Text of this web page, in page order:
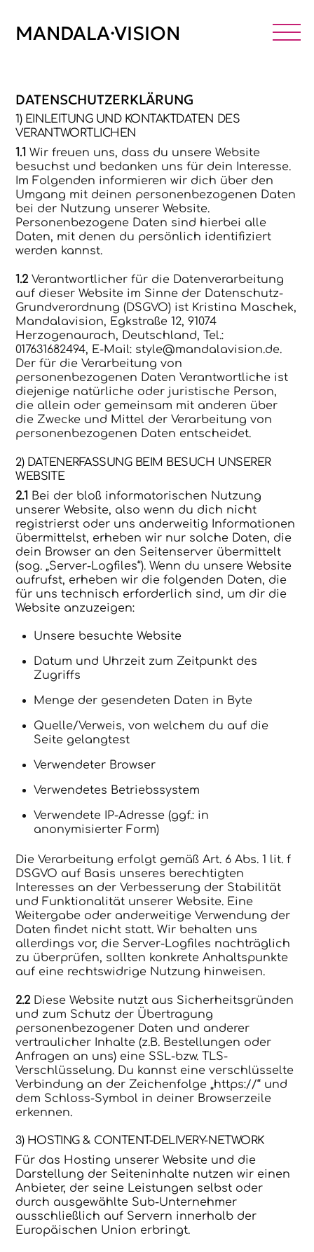
content
MANDALA·VISION
DATENSCHUTZERKLÄRUNG
1) EINLEITUNG UND KONTAKTDATEN DES
VERANTWORTLICHEN
1.1 Wir freuen uns, dass du unsere Website
besuchst und bedanken uns für dein Interesse.
Im Folgenden informieren wir dich über den
Umgang mit deinen personenbezogenen Daten
bei der Nutzung unserer Website.
Personenbezogene Daten sind hierbei alle
Daten, mit denen du persönlich identifiziert
werden kannst.
1.2 Verantwortlicher für die Datenverarbeitung
auf dieser Website im Sinne der Datenschutz-
Grundverordnung (DSGVO) ist Kristina Maschek,
Mandalavision, Egkstraße 12, 91074
Herzogenaurach, Deutschland, Tel.:
017631682494, E-Mail: style@mandalavision.de.
Der für die Verarbeitung von
personenbezogenen Daten Verantwortliche ist
diejenige natürliche oder juristische Person,
die allein oder gemeinsam mit anderen über
die Zwecke und Mittel der Verarbeitung von
personenbezogenen Daten entscheidet.
2) DATENERFASSUNG BEIM BESUCH UNSERER
WEBSITE
2.1 Bei der bloß informatorischen Nutzung
unserer Website, also wenn du dich nicht
registrierst oder uns anderweitig Informationen
übermittelst, erheben wir nur solche Daten, die
dein Browser an den Seitenserver übermittelt
(sog. „Server-Logfiles“). Wenn du unsere Website
aufrufst, erheben wir die folgenden Daten, die
für uns technisch erforderlich sind, um dir die
Website anzuzeigen:
Unsere besuchte Website
Datum und Uhrzeit zum Zeitpunkt des
Zugriffs
Menge der gesendeten Daten in Byte
Quelle/Verweis, von welchem du auf die
Seite gelangtest
Verwendeter Browser
Verwendetes Betriebssystem
Verwendete IP-Adresse (ggf.: in
anonymisierter Form)
Die Verarbeitung erfolgt gemäß Art. 6 Abs. 1 lit. f
DSGVO auf Basis unseres berechtigten
Interesses an der Verbesserung der Stabilität
und Funktionalität unserer Website. Eine
Weitergabe oder anderweitige Verwendung der
Daten findet nicht statt. Wir behalten uns
allerdings vor, die Server-Logfiles nachträglich
zu überprüfen, sollten konkrete Anhaltspunkte
auf eine rechtswidrige Nutzung hinweisen.
2.2 Diese Website nutzt aus Sicherheitsgründen
und zum Schutz der Übertragung
personenbezogener Daten und anderer
vertraulicher Inhalte (z.B. Bestellungen oder
Anfragen an uns) eine SSL-bzw. TLS-
Verschlüsselung. Du kannst eine verschlüsselte
Verbindung an der Zeichenfolge „https://“ und
dem Schloss-Symbol in deiner Browserzeile
erkennen.
3) HOSTING & CONTENT-DELIVERY-NETWORK
Für das Hosting unserer Website und die
Darstellung der Seiteninhalte nutzen wir einen
Anbieter, der seine Leistungen selbst oder
durch ausgewählte Sub-Unternehmer
ausschließlich auf Servern innerhalb der
Europäischen Union erbringt.